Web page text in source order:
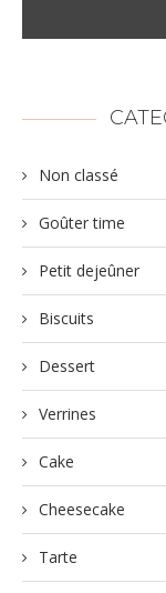
Non classé
Goûter time
Petit dejeûner
Biscuits
Dessert
Verrines
Cake
Cheesecake
Tarte